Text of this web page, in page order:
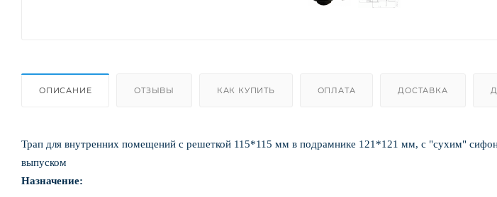
ОПИСАНИЕ ОТЗЫВЫ КАК КУПИТЬ ОПЛАТА ДОСТАВКА
Трап для внутренних помещений с решеткой 115*115 мм в подрамнике 121*121 мм, с "сухим"
выпуском
Назначение: